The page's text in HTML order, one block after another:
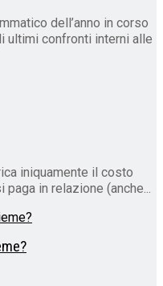
dell’anno in corso
ultimi confronti interni alle
iniquamente il costo
in relazione (anche...